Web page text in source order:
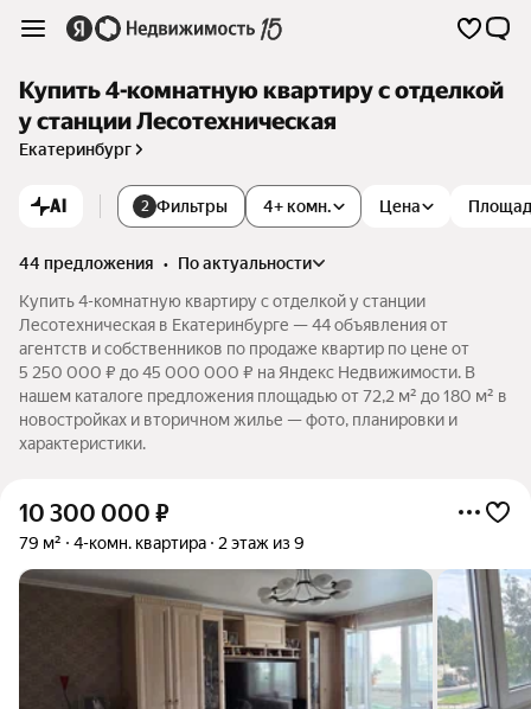
Купить 4-комнатную квартиру с отделкой
у станции Лесотехническая
Екатеринбург
AI 2 Фильтры 4+ комн. Цена
44 предложения •
по актуальности
Купить 4-комнатную квартиру с отделкой у станции
Лесотехническая в Екатеринбурге — 44 объявления от
агентств и собственников по продаже квартир по цене от
5 250 000 ₽ до 45 000 000 ₽ на Яндекс Недвижимости. В
нашем каталоге предложения площадью от 72,2 м² до 180 м² в
новостройках и вторичном жилье — фото, планировки и
характеристики.
10 300 000 ₽
79 м² 4-комн. квартира 2 этаж из 9